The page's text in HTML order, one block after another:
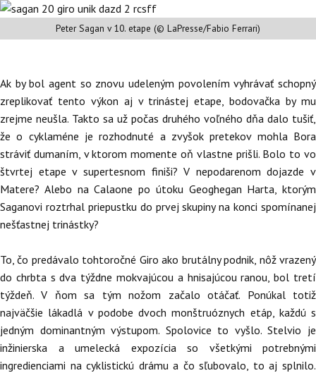
Peter Sagan v 10. etape (© LaPresse/Fabio Ferrari)
Ak by bol agent so znovu udeleným povolením vyhrávať schopný
zreplikovať tento výkon aj v trinástej etape, bodovačka by mu
zrejme neušla. Takto sa už počas druhého voľného dňa dalo tušiť,
že o cyklaméne je rozhodnuté a zvyšok pretekov mohla Bora
stráviť dumaním, v ktorom momente oň vlastne prišli. Bolo to vo
štvrtej etape v supertesnom finiši? V nepodarenom dojazde v
Matere? Alebo na Calaone po útoku Geoghegan Harta, ktorým
Saganovi roztrhal priepustku do prvej skupiny na konci spomínanej
nešťastnej trinástky?
To, čo predávalo tohtoročné Giro ako brutálny podnik, nôž vrazený
do chrbta s dva týždne mokvajúcou a hnisajúcou ranou, bol tretí
týždeň. V ňom sa tým nožom začalo otáčať. Ponúkal totiž
najväčšie lákadlá v podobe dvoch monštruóznych etáp, každú s
jedným dominantným výstupom. Spolovice to vyšlo. Stelvio je
inžinierska a umelecká expozícia so všetkými potrebnými
ingredienciami na cyklistickú drámu a čo sľubovalo, to aj splnilo.